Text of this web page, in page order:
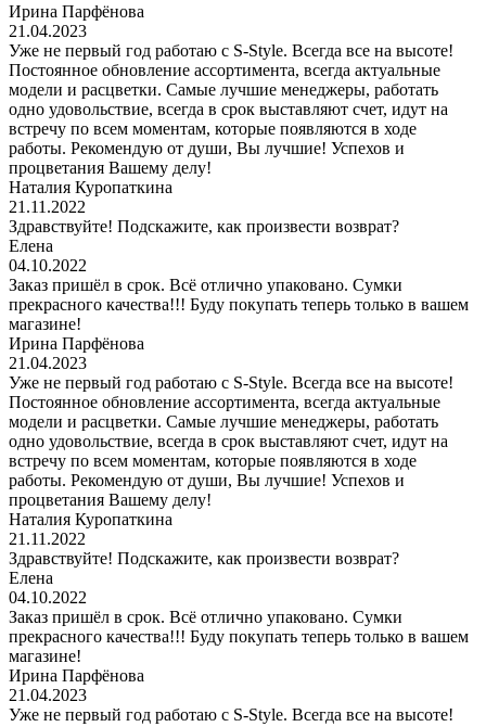
Ирина Парфёнова
21.04.2023
Уже не первый год работаю с S-Style. Всегда все на высоте!
Постоянное обновление ассортимента, всегда актуальные
модели и расцветки. Самые лучшие менеджеры, работать
одно удовольствие, всегда в срок выставляют счет, идут на
встречу по всем моментам, которые появляются в ходе
работы. Рекомендую от души, Вы лучшие! Успехов и
процветания Вашему делу!
Наталия Куропаткина
21.11.2022
Здравствуйте! Подскажите, как произвести возврат?
Елена
04.10.2022
Заказ пришёл в срок. Всё отлично упаковано. Сумки
прекрасного качества!!! Буду покупать теперь только в вашем
магазине!
Ирина Парфёнова
21.04.2023
Уже не первый год работаю с S-Style. Всегда все на высоте!
Постоянное обновление ассортимента, всегда актуальные
модели и расцветки. Самые лучшие менеджеры, работать
одно удовольствие, всегда в срок выставляют счет, идут на
встречу по всем моментам, которые появляются в ходе
работы. Рекомендую от души, Вы лучшие! Успехов и
процветания Вашему делу!
Наталия Куропаткина
21.11.2022
Здравствуйте! Подскажите, как произвести возврат?
Елена
04.10.2022
Заказ пришёл в срок. Всё отлично упаковано. Сумки
прекрасного качества!!! Буду покупать теперь только в вашем
магазине!
Ирина Парфёнова
21.04.2023
Уже не первый год работаю с S-Style. Всегда все на высоте!